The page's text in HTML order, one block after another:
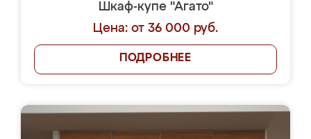
Шкаф-купе "Агато"
Цена: от 36 000 руб.
ПОДРОБНЕЕ